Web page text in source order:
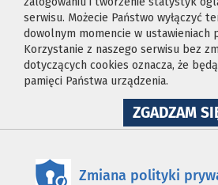
serwisu. Możecie Państwo wyłączyć
dowolnym momencie w ustawieniach
Korzystanie z naszego serwisu bez
dotyczących cookies oznacza, że
pamięci Państwa urządzenia.
ZGADZAM
Zmiana polityki